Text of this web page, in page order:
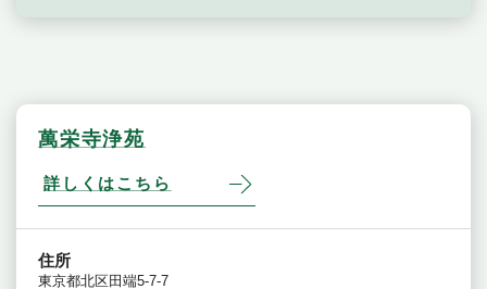
萬栄寺浄苑
詳しくはこちら
住所
東京都北区田端5-7-7